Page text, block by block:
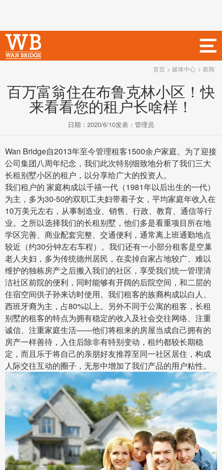
首页 > 媒体中心 > 新闻
百万富翁住在布鲁克林小区！快
来看看您的租户长啥样！
日期： 2020/6/10发表： 管理员
Wan Bridge自2013年至今管理租客1500余户家庭。 为了迎接
公司集团八周年纪念，我们此次特别细致地分析了我们三大
长租别墅小区的租户，以分享给广大的投资人。
我们租户的 家庭构成以千禧一代（1981年以后出生的一代）
为主，多为30-50的双职工夫妇带着子女，平均家庭年收入在
10万美元左右，从事制造业、销售、行政、教育、通信等行
业。 之所以选择我们的长租别墅，他们多是看重项目所在地
学区完善、商业配套完整、交通便利，通常离上班通勤地点
较近（约30分钟左右车程）。 我们还有一小部分租客是空巢
老人夫妇，多为传统德州居民，在卖掉自家占地较广、难以
维护的独栋房产之后搬入我们的社区，享受我们统一管理清
洁社区前院的便利，同时能够有开阔的后院空间，和二层的
住宿空间供子孙来访时使用。 我们租客的族裔构成以白人、
西班牙裔为主，占80%以上。 另外不同于公寓的租客，长租
别墅的租客的特点为拥有稳定的收入及社会交往网络、注重
诚信、注重家庭生活——他们将租来的房屋当成自己拥有的
房产一样善待，入住后除非有特别变动，租约都较长期稳
定，而且乐于将自己的亲朋好友推荐至同一社区居住，构成
人际交往互动的圈子，无形中增加了我们产品的用户粘性。